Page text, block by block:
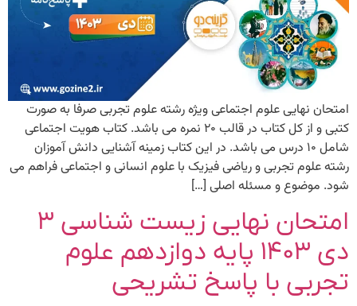
امتحان نهایی علوم اجتماعی ویژه رشته علوم تجربی صرفا به صورت
کتبی و از کل کتاب در قالب ۲۰ نمره می باشد. کتاب هویت اجتماعی
شامل ۱۰ درس می باشد. در این کتاب زمینه آشنایی دانش آموزان
رشته علوم تجربی و ریاضی فیزیک با علوم انسانی و اجتماعی فراهم می
شود. موضوع و مسئله اصلی […]
امتحان نهایی زیست شناسی ۳
دی ۱۴۰۳ پایه دوازدهم علوم
تجربی با پاسخ تشریحی